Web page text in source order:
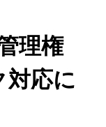
理権
対応に